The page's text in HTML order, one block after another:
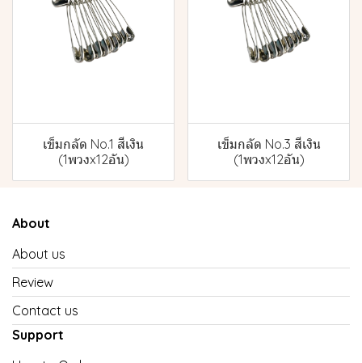
เข็มกลัด No.1 สีเงิน
(1พวงx12อัน)
เข็มกลัด No.3 สีเงิน
(1พวงx12อัน)
About
About us
Review
Contact us
Support